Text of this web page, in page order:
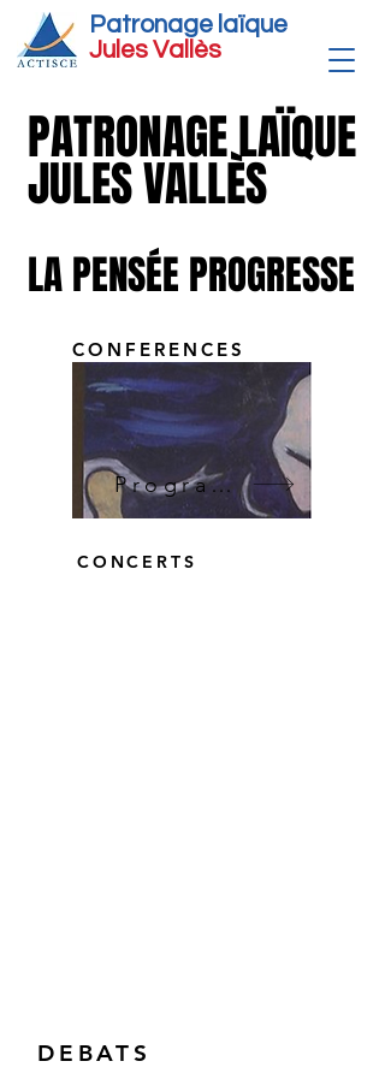
Patronage laïque
Jules Vallès
PATRONAGE LAÏQUE
JULES VALLÈS
PATRONAGE LAÏQUE
JULES VALLÈS
LA PENSÉE PROGRESSE
LA PENSÉE PROGRESSE
CONFERENCES
Programmation
CONCERTS
DEBATS